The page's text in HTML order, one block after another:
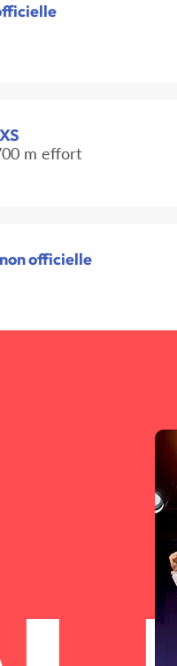
m effort
officielle